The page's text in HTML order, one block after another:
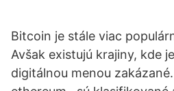
Bitcoin je stále viac
Avšak existujú krajiny, kde
digitálnou menou